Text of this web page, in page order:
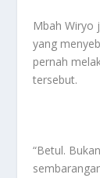
Mbah Wiryo
yang
pernah
tersebut.
“Betul.